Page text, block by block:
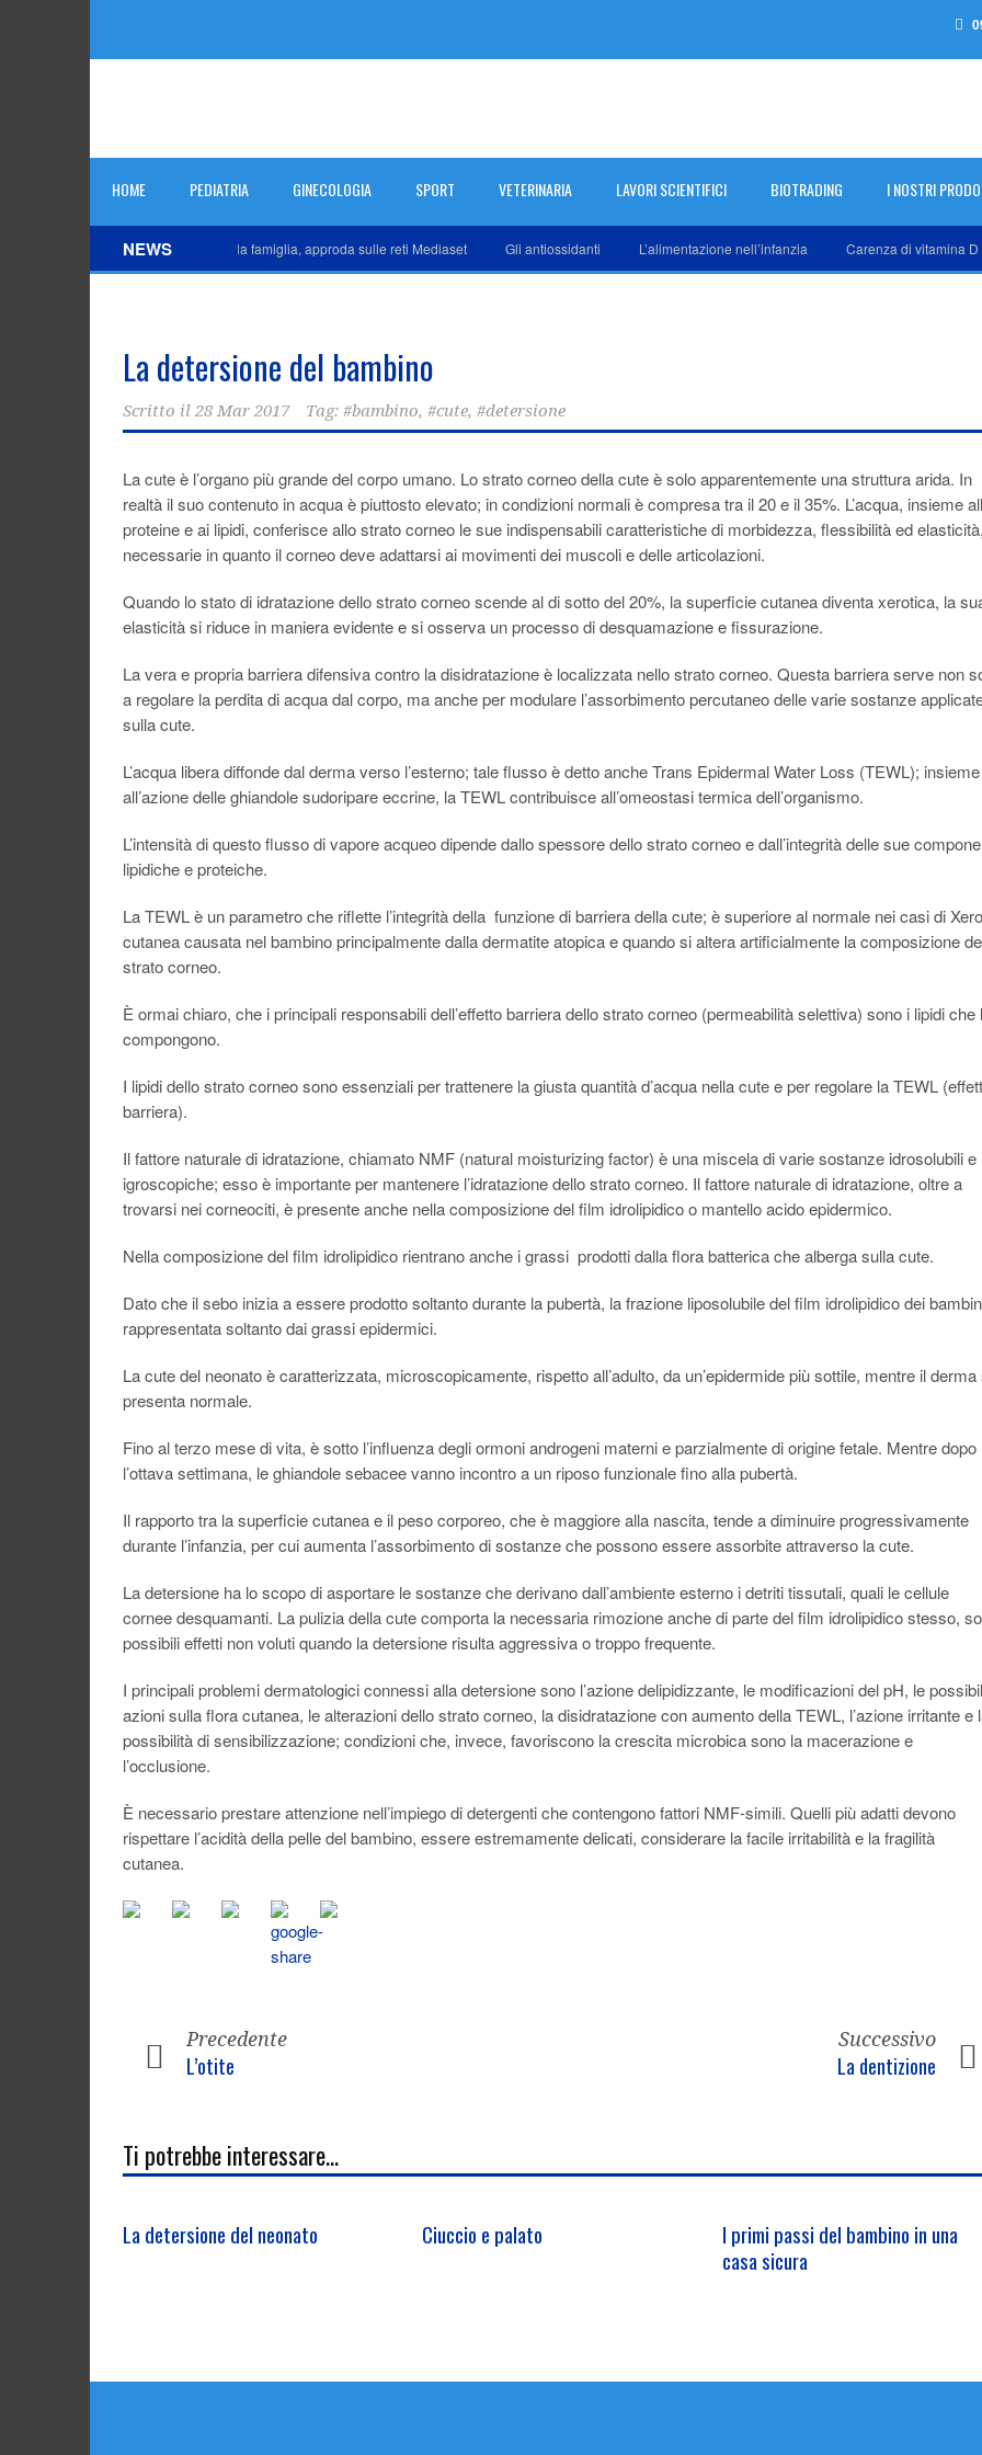
HOME PEDIATRIA GINECOLOGIA SPORT VETERINARIA LAVORI SCIENTIFICI BIOTRADING I NOSTRI
NEWS
Proton, la vitamina D per tutta la famiglia, approda sulle reti Mediaset Gli antiossidanti L’alimentazione nell’infanzia Carenza di vitamina D
La detersione del bambino
Scritto il 28 Mar 2017 Tag: #bambino, #cute, #detersione
La cute è l’organo più grande del corpo umano. Lo strato corneo della cute è solo apparentemente una struttura arida. In
realtà il suo contenuto in acqua è piuttosto elevato; in condizioni normali è compresa tra il 20 e il 35%. L’acqua, insieme
proteine e ai lipidi, conferisce allo strato corneo le sue indispensabili caratteristiche di morbidezza, flessibilità ed elasticità,
necessarie in quanto il corneo deve adattarsi ai movimenti dei muscoli e delle articolazioni.
Quando lo stato di idratazione dello strato corneo scende al di sotto del 20%, la superficie cutanea diventa xerotica, la
elasticità si riduce in maniera evidente e si osserva un processo di desquamazione e fissurazione.
La vera e propria barriera difensiva contro la disidratazione è localizzata nello strato corneo. Questa barriera serve non
a regolare la perdita di acqua dal corpo, ma anche per modulare l’assorbimento percutaneo delle varie sostanze
sulla cute.
L’acqua libera diffonde dal derma verso l’esterno; tale flusso è detto anche Trans Epidermal Water Loss (TEWL); insieme
all’azione delle ghiandole sudoripare eccrine, la TEWL contribuisce all’omeostasi termica dell’organismo.
L’intensità di questo flusso di vapore acqueo dipende dallo spessore dello strato corneo e dall’integrità delle sue
lipidiche e proteiche.
La TEWL è un parametro che riflette l’integrità della funzione di barriera della cute; è superiore al normale nei casi di
cutanea causata nel bambino principalmente dalla dermatite atopica e quando si altera artificialmente la composizione
strato corneo.
È ormai chiaro, che i principali responsabili dell’effetto barriera dello strato corneo (permeabilità selettiva) sono i lipidi che
compongono.
I lipidi dello strato corneo sono essenziali per trattenere la giusta quantità d’acqua nella cute e per regolare la TEWL
barriera).
Il fattore naturale di idratazione, chiamato NMF (natural moisturizing factor) è una miscela di varie sostanze idrosolubili e
igroscopiche; esso è importante per mantenere l’idratazione dello strato corneo. Il fattore naturale di idratazione, oltre a
trovarsi nei corneociti, è presente anche nella composizione del film idrolipidico o mantello acido epidermico.
Nella composizione del film idrolipidico rientrano anche i grassi prodotti dalla flora batterica che alberga sulla cute.
Dato che il sebo inizia a essere prodotto soltanto durante la pubertà, la frazione liposolubile del film idrolipidico dei
rappresentata soltanto dai grassi epidermici.
La cute del neonato è caratterizzata, microscopicamente, rispetto all’adulto, da un’epidermide più sottile, mentre il derma
presenta normale.
Fino al terzo mese di vita, è sotto l’influenza degli ormoni androgeni materni e parzialmente di origine fetale. Mentre dopo
l’ottava settimana, le ghiandole sebacee vanno incontro a un riposo funzionale fino alla pubertà.
Il rapporto tra la superficie cutanea e il peso corporeo, che è maggiore alla nascita, tende a diminuire progressivamente
durante l’infanzia, per cui aumenta l’assorbimento di sostanze che possono essere assorbite attraverso la cute.
La detersione ha lo scopo di asportare le sostanze che derivano dall’ambiente esterno i detriti tissutali, quali le cellule
cornee desquamanti. La pulizia della cute comporta la necessaria rimozione anche di parte del film idrolipidico stesso,
possibili effetti non voluti quando la detersione risulta aggressiva o troppo frequente.
I principali problemi dermatologici connessi alla detersione sono l’azione delipidizzante, le modificazioni del pH, le
azioni sulla flora cutanea, le alterazioni dello strato corneo, la disidratazione con aumento della TEWL, l’azione irritante e
possibilità di sensibilizzazione; condizioni che, invece, favoriscono la crescita microbica sono la macerazione e
l’occlusione.
È necessario prestare attenzione nell’impiego di detergenti che contengono fattori NMF-simili. Quelli più adatti devono
rispettare l’acidità della pelle del bambino, essere estremamente delicati, considerare la facile irritabilità e la fragilità
cutanea.
Precedente
L’otite
Successivo
La dentizione
Ti potrebbe interessare...
La detersione del neonato Ciuccio e palato
I primi passi del bambino in una
casa sicura